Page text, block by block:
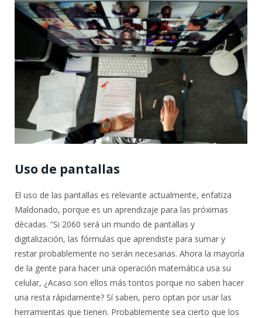
Uso de pantallas
El uso de las pantallas es relevante actualmente, enfatiza
Maldonado, porque es un aprendizaje para las próximas
décadas. “Si 2060 será un mundo de pantallas y
digitalización, las fórmulas que aprendiste para sumar y
restar probablemente no serán necesarias. Ahora la mayoría
de la gente para hacer una operación matemática usa su
celular, ¿Acaso son ellos más tontos porque no saben hacer
una resta rápidamente? Sí saben, pero optan por usar las
herramientas que tienen. Probablemente sea cierto que los